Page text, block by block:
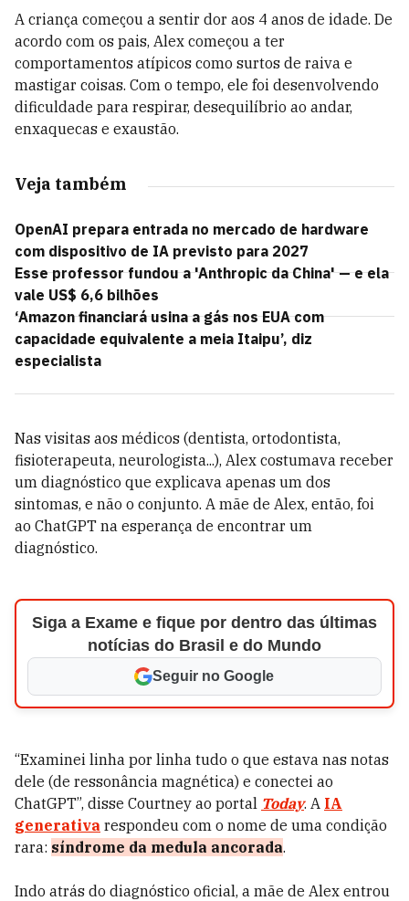
A criança começou a sentir dor aos 4 anos de idade. De
acordo com os pais, Alex começou a ter
comportamentos atípicos como surtos de raiva e
mastigar coisas. Com o tempo, ele foi desenvolvendo
dificuldade para respirar, desequilíbrio ao andar,
enxaquecas e exaustão.
Veja também
OpenAI prepara entrada no mercado de hardware
com dispositivo de IA previsto para 2027
Esse professor fundou a 'Anthropic da China' — e ela
vale US$ 6,6 bilhões
‘Amazon financiará usina a gás nos EUA com
capacidade equivalente a meia Itaipu’, diz
especialista
Nas visitas aos médicos (dentista, ortodontista,
fisioterapeuta, neurologista...), Alex costumava receber
um diagnóstico que explicava apenas um dos
sintomas, e não o conjunto. A mãe de Alex, então, foi
ao ChatGPT na esperança de encontrar um
diagnóstico.
Siga a Exame e fique por dentro das últimas
notícias do Brasil e do Mundo
Seguir no Google
“Examinei linha por linha tudo o que estava nas notas
dele (de ressonância magnética) e conectei ao
ChatGPT”, disse Courtney ao portal Today. A IA
generativa respondeu com o nome de uma condição
rara: síndrome da medula ancorada.
Indo atrás do diagnóstico oficial, a mãe de Alex entrou